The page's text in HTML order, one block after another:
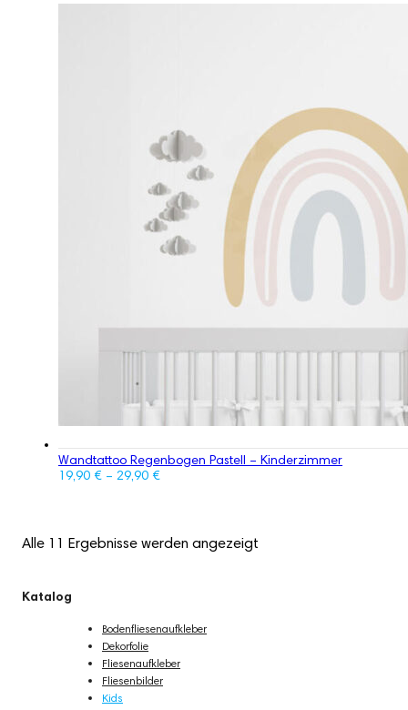
Wandtattoo Regenbogen Pastell – Kinderzimmer
19,90 € – 29,90 €
Alle 11 Ergebnisse werden angezeigt
Katalog
Bodenfliesenaufkleber
Dekorfolie
Fliesenaufkleber
Fliesenbilder
Kids